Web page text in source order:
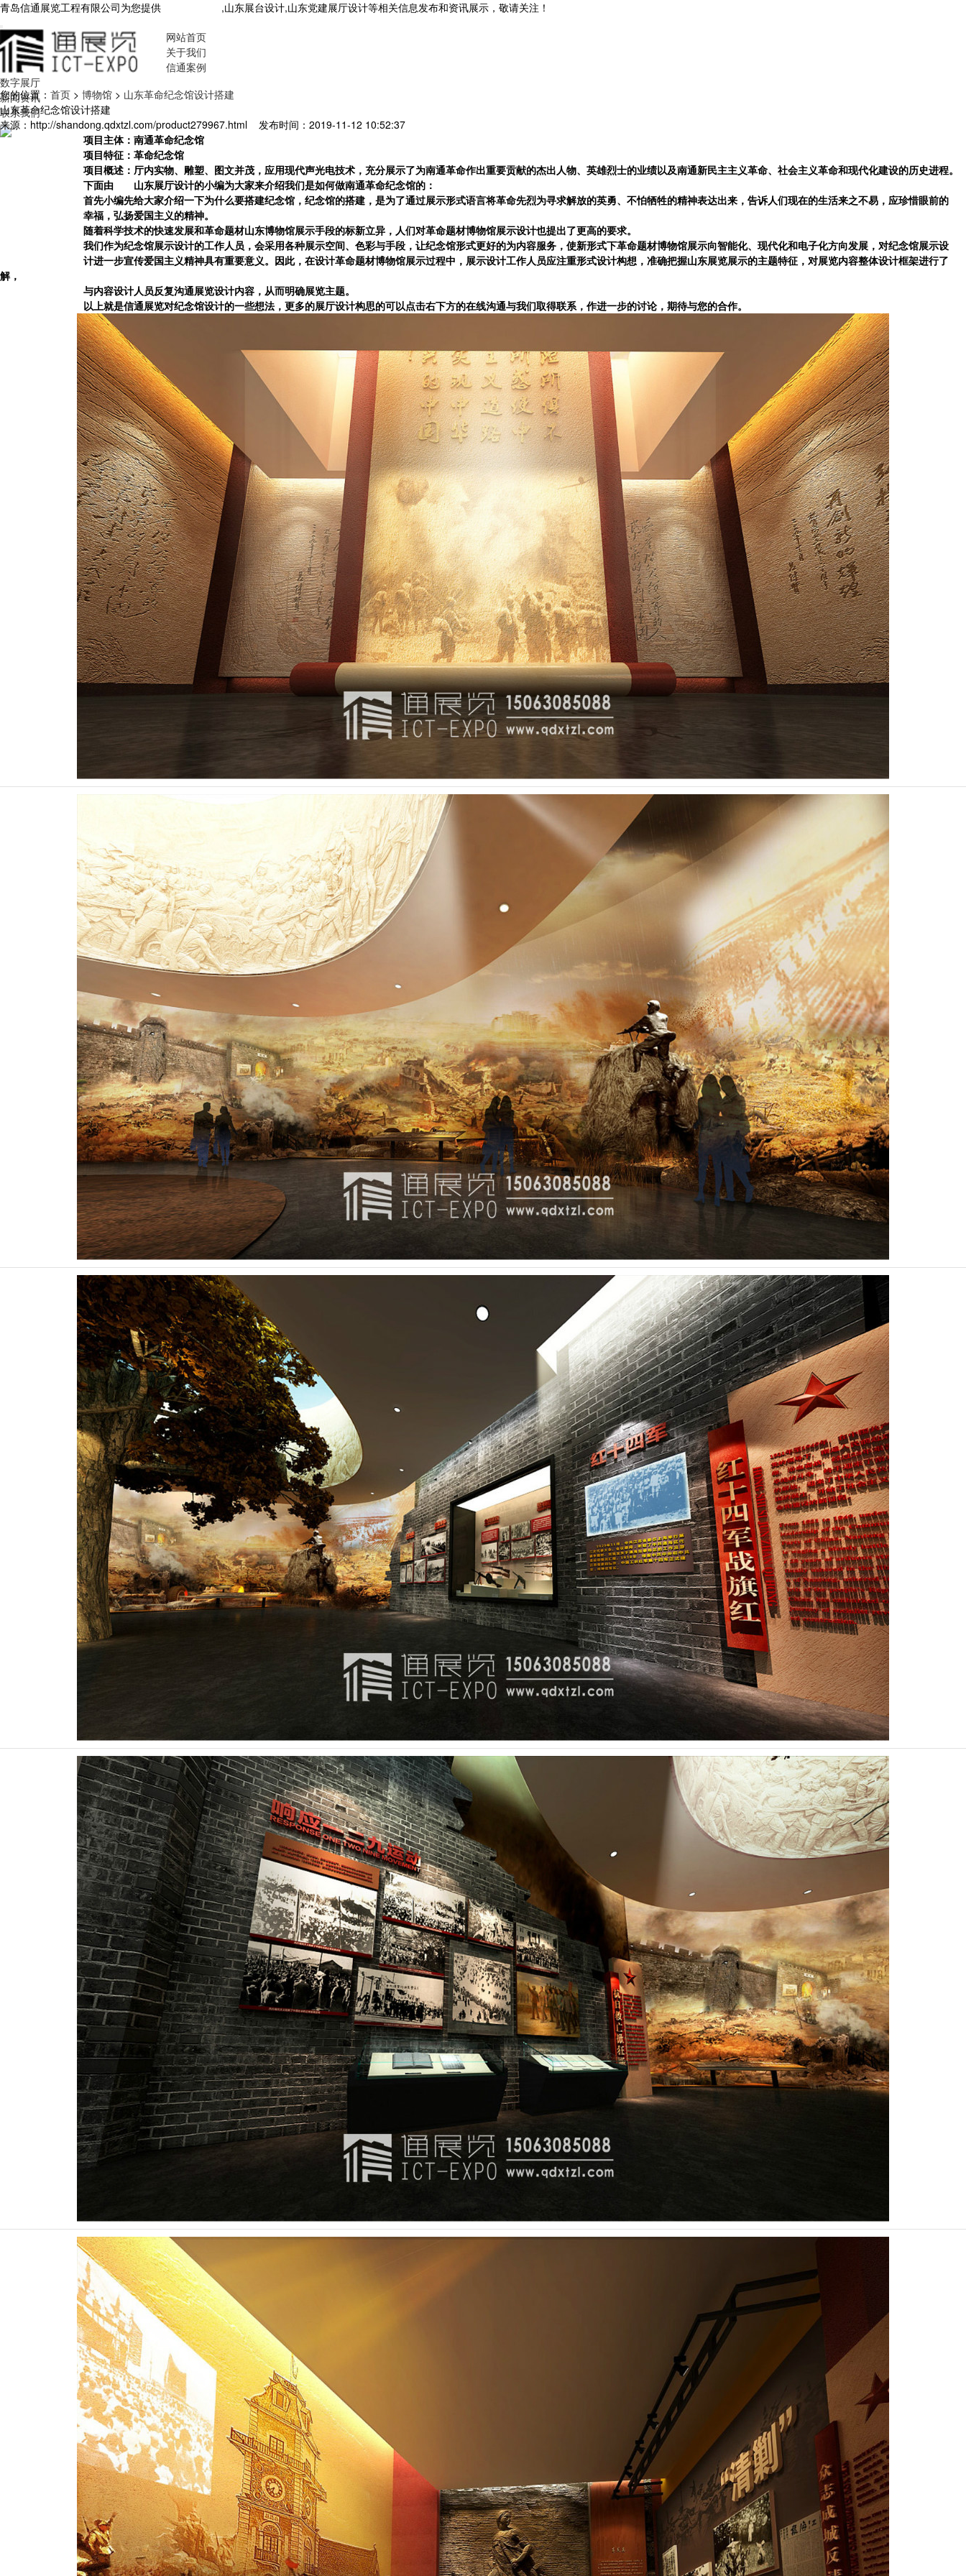
青岛信通展览工程有限公司为您提供 ,山东展台设计,山东党建展厅设计等相关信息发布和资讯展示，敬请关注！
网站首页
关于我们
信通案例
数字展厅
新闻资讯
联系我们
您的位置： 首页 > 博物馆 > 山东革命纪念馆设计搭建
山东革命纪念馆设计搭建
来源：http://shandong.qdxtzl.com/product279967.html 发布时间：2019-11-12 10:52:37
项目主体：南通革命纪念馆
项目特征：革命纪念馆
项目概述：厅内实物、雕塑、图文并茂，应用现代声光电技术，充分展示了为南通革命作出重要贡献的杰出人物、英雄烈士的业绩以及南通新民主主义革命、社会主义革命和现代化建设的历史进程。
下面由
山东展厅设计的小编为大家来介绍我们是如何做南通革命纪念馆的：
首先小编先给大家介绍一下为什么要搭建纪念馆，纪念馆的搭建，是为了通过展示形式语言将革命先烈为寻求解放的英勇、不怕牺牲的精神表达出来，告诉人们现在的生活来之不易，应珍惜眼前的
幸福，弘扬爱国主义的精神。
随着科学技术的快速发展和革命题材山东博物馆展示手段的标新立异，人们对革命题材博物馆展示设计也提出了更高的要求。
我们作为纪念馆展示设计的工作人员，会采用各种展示空间、色彩与手段，让纪念馆形式更好的为内容服务，使新形式下革命题材博物馆展示向智能化、现代化和电子化方向发展，对纪念馆展示设
计进一步宣传爱国主义精神具有重要意义。因此，在设计革命题材博物馆展示过程中，展示设计工作人员应注重形式设计构想，准确把握山东展览展示的主题特征，对展览内容整体设计框架进行了
解，
与内容设计人员反复沟通展览设计内容，从而明确展览主题。
以上就是信通展览对纪念馆设计的一些想法，更多的展厅设计构思的可以点击右下方的在线沟通与我们取得联系，作进一步的讨论，期待与您的合作。